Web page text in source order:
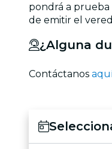
pondrá a prueba
de emitir el
¿Alguna
Contáctanos